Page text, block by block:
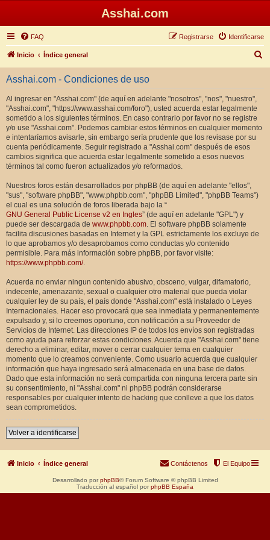
Asshai.com
FAQ Identificarse
Registrarse
Inicio Índice general
u
Asshai.com - Condiciones de uso
Al ingresar en "Asshai.com" (de aquí en adelante "nosotros", "nos", "nuestro",
"Asshai.com", "https://www.asshai.com/foro"), usted acuerda estar legalmente
sometido a los siguientes términos. En caso contrario por favor no se registre
y/o use "Asshai.com". Podemos cambiar estos términos en cualquier momento
e intentaríamos avisarle, sin embargo sería prudente que los revisase por su
cuenta periódicamente. Seguir registrado a "Asshai.com" después de esos
cambios significa que acuerda estar legalmente sometido a esos nuevos
términos tal como fueron actualizados y/o reformados.
Nuestros foros están desarrollados por phpBB (de aquí en adelante "ellos",
"sus", "software phpBB", "www.phpbb.com", "phpBB Limited", "phpBB Teams")
el cual es una solución de foros liberada bajo la “
GNU General Public License v2 en Ingles” (de aquí en adelante "GPL") y
puede ser descargada de www.phpbb.com. El software phpBB solamente
facilita discusiones basadas en Internet y la GPL estrictamente los excluye de
lo que aprobamos y/o desaprobamos como conductas y/o contenido
permisible. Para más información sobre phpBB, por favor visite:
https://www.phpbb.com/.
Acuerda no enviar ningun contenido abusivo, obsceno, vulgar, difamatorio,
indecente, amenazante, sexual o cualquier otro material que pueda violar
cualquier ley de su país, el país donde "Asshai.com" está instalado o Leyes
Internacionales. Hacer eso provocará que sea inmediata y permanentemente
expulsado y, si lo creemos oportuno, con notificación a su Proveedor de
Servicios de Internet. Las direcciones IP de todos los envíos son registradas
como ayuda para reforzar estas condiciones. Acuerda que "Asshai.com" tiene
derecho a eliminar, editar, mover o cerrar cualquier tema en cualquier
momento que lo creamos conveniente. Como usuario acuerda que cualquier
información que haya ingresado será almacenada en una base de datos.
Dado que esta información no será compartida con ninguna tercera parte sin
su consentimiento, ni "Asshai.com" ni phpBB podrán considerarse
responsables por cualquier intento de hacking que conlleve a que los datos
sean comprometidos.
Volver a identificarse
Inicio Índice general El Equipo
Contáctenos
Desarrollado por phpBB® Forum Software © phpBB Limited
Traducción al español por phpBB España